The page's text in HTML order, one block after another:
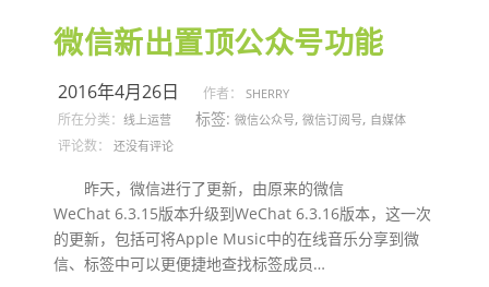
微信新出置顶公众号功能
2016年4月26日 作者： SHERRY
所在分类： 线上运营 标签: 微信公众号, 微信订阅号, 自媒体
评论数： 还没有评论
昨天，微信进行了更新，由原来的微信
WeChat 6.3.15版本升级到WeChat 6.3.16版本，这一次
的更新，包括可将Apple Music中的在线音乐分享到微
信、标签中可以更便捷地查找标签成员…